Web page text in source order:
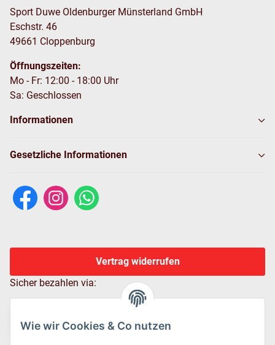
Wie wir Cookies & Co nutzen
Sport Duwe Oldenburger Münsterland GmbH
Eschstr. 46
49661 Cloppenburg
Öffnungszeiten:
Mo - Fr: 12:00 - 18:00 Uhr
Sa: Geschlossen
Informationen
Gesetzliche Informationen
Vertrag widerrufen
Sicher bezahlen via: